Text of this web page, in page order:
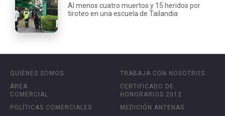
Al menos cuatro muertos y 15 heridos por
tiroteo en una escuela de Tailandia
QUIÉNES SOMOS
ÁREA
COMERCIAL
POLÍTICAS COMERCIALES
TRABAJA CON NOSOTROS
CERTIFICADO DE
HONORARIOS 2012
MEDICIÓN ANTENAS